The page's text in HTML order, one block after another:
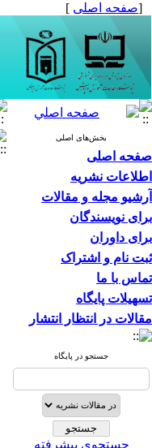
[صفحه اصلی ]
بخش‌های اصلی
صفحه اصلی
اطلاعات نشریه
آرشیو مجله و مقالات
برای نویسندگان
برای داوران
ثبت نام و اشتراک
تماس با ما
تسهیلات پایگاه
مقالات در انتظار انتشار
جستجو در پایگاه
جستجوی پیشرفته